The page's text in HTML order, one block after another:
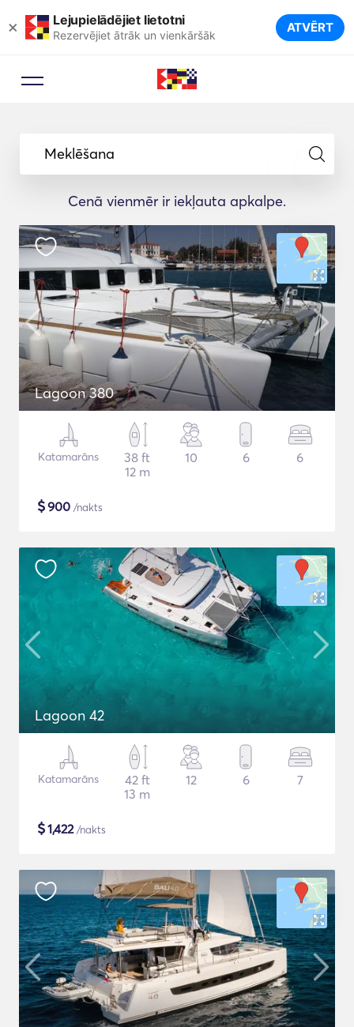
× Lejupielādējiet lietotni
Rezervējiet ātrāk un vienkāršāk ATVĒRT
Meklēšana
Cenā vienmēr ir iekļauta apkalpe.
Lagoon 380
Katamarāns
38 ft
12 m
10 6 6
$900 /nakts
Lagoon 42
Katamarāns
42 ft
13 m
12 6 7
$1,422/nakts